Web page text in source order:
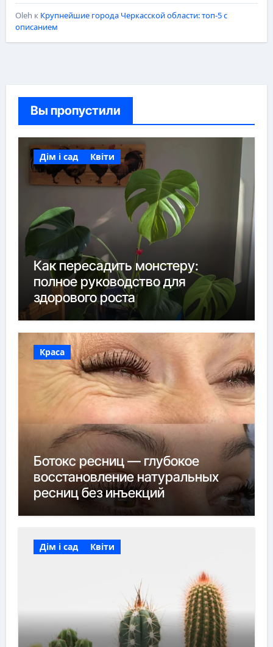
Oleh к Крупнейшие города Черкасской области: топ-5 с
описанием
Вы пропустили
Дім і сад Квіти
Как пересадить монстеру:
полное руководство для
здорового роста
Краса
Ботокс ресниц — глубокое
восстановление натуральных
ресниц без инъекций
Дім і сад Квіти